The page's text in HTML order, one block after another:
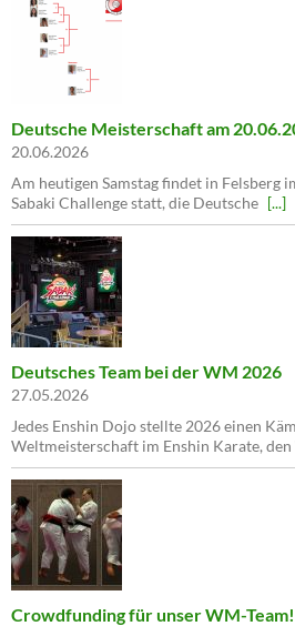
Deutsche Meisterschaft am
20.06.2026
Am heutigen Samstag findet in Felsberg
Sabaki Challenge statt, die Deutsche [...]
Deutsches Team bei der WM 2026
27.05.2026
Jedes Enshin Dojo stellte 2026 einen
Weltmeisterschaft im Enshin Karate,
Crowdfunding für unser WM-Team!